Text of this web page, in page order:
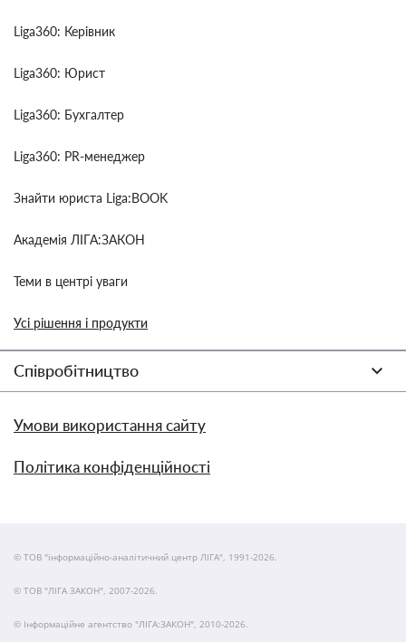
Liga360: Керівник
Liga360: Юрист
Liga360: Бухгалтер
Liga360: PR-менеджер
Знайти юриста Liga:BOOK
Академія ЛІГА:ЗАКОН
Теми в центрі уваги
Усі рішення і продукти
Співробітництво
Умови використання сайту
Політика конфіденційності
© ТОВ "інформаційно-аналітичний центр ЛІГА", 1991-2026.
© ТОВ "ЛІГА ЗАКОН", 2007-2026.
© Інформаційне агентство "ЛІГА:ЗАКОН", 2010-2026.